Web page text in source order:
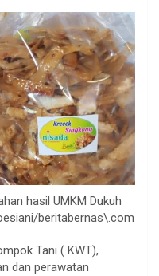
hasil UMKM Dukuh
beritabernas\.com
Tani ( KWT),
dan perawatan